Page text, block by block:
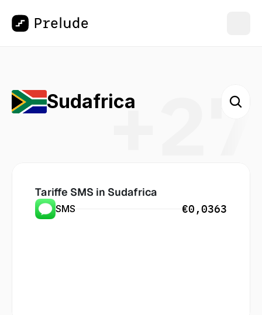
+27
Sudafrica
Tariffe SMS in Sudafrica
SMS €0,0363